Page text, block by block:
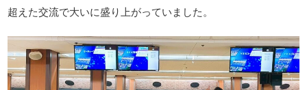
超えた交流で大いに盛り上がっていました。